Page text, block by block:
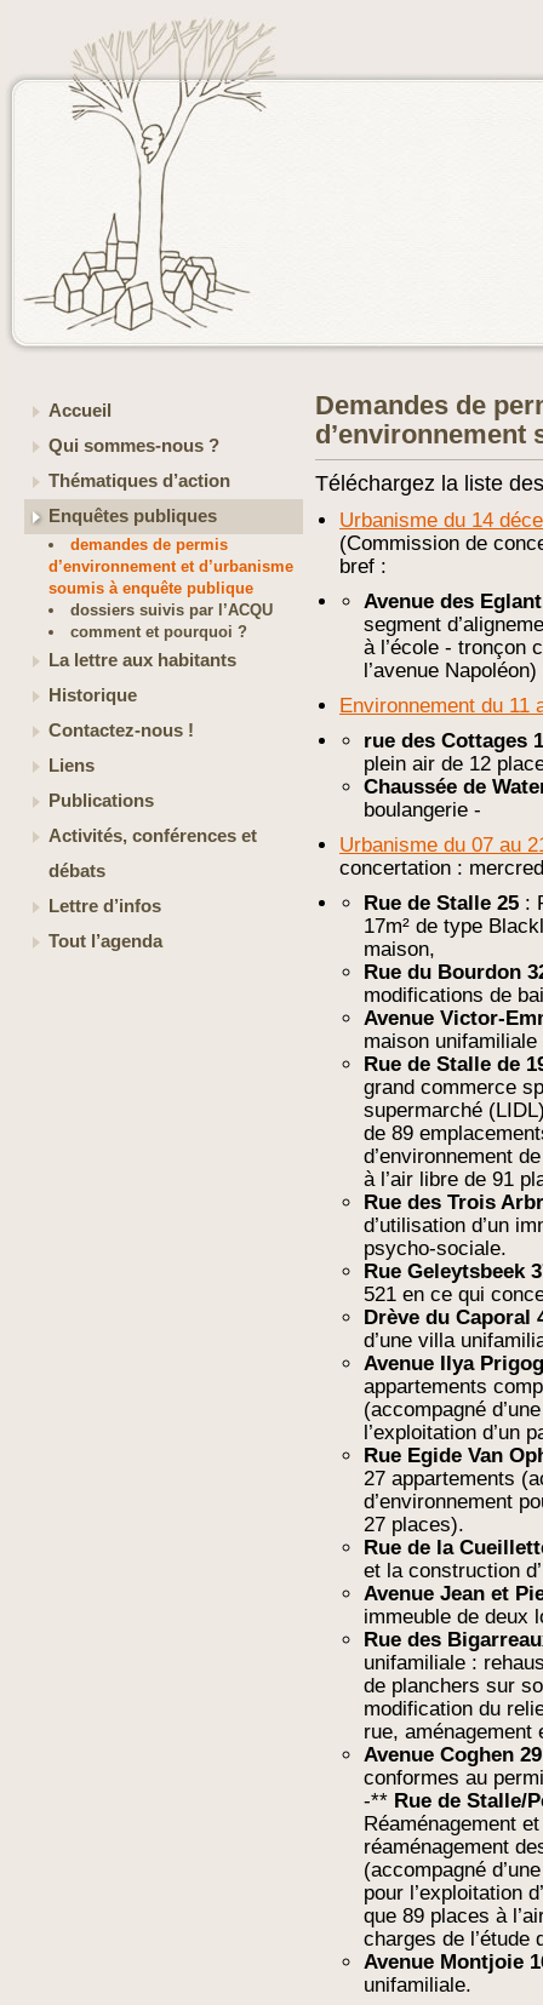
Accueil
Qui sommes-nous ?
Thématiques d’action
Enquêtes publiques
demandes de permis
d’environnement et d’urbanisme
soumis à enquête publique
dossiers suivis par l’ACQU
comment et pourquoi ?
La lettre aux habitants
Historique
Contactez-nous !
Liens
Publications
Activités, conférences et
débats
Lettre d’infos
Tout l’agenda
Demandes de
d’environnement
Téléchargez la liste
Urbanisme du 14
(Commission de
bref :
Avenue des
segment
à l’école - tronçon
l’avenue Napoléon)
Environnement du 11
rue des Cottages
plein air de 12
Chaussée de
boulangerie -
Urbanisme du 07 au
concertation :
Rue de Stalle 25 :
17m² de type
maison,
Rue du Bourdon
modifications de
Avenue Victor-
maison
Rue de Stalle de
grand commerce
supermarché
de 89
d’environnement
à l’air libre de 91
Rue des Trois
d’utilisation d’un
psycho-sociale.
Rue Geleytsbeek
521 en ce qui
Drève du Caporal
d’une villa
Avenue Ilya
appartements
(accompagné
l’exploitation d’un
Rue Egide Van
27 appartements
d’environnement
27 places).
Rue de la
et la construction
Avenue Jean et
immeuble de deux
Rue des
unifamiliale :
de planchers sur
modification du
rue, aménagement
Avenue Coghen 29
conformes au
-** Rue de Stalle/
Réaménagement
réaménagement
(accompagné
pour l’exploitation
que 89 places à
charges de l’étude
Avenue Montjoie
unifamiliale.